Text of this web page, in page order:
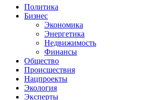
Политика
Бизнес
Экономика
Энергетика
Недвижимость
Финансы
Общество
Происшествия
Нацпроекты
Экология
Эксперты